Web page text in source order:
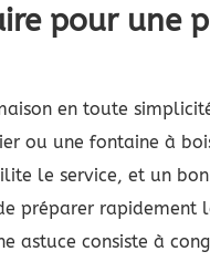
pour une
en toute
ou une fontaine à
le service, et un
préparer rapidement
astuce consiste à